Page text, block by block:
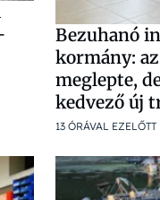
Bezuhanó
kormány:
meglepte,
kedvező új
13 ÓRÁVAL EZELŐTT